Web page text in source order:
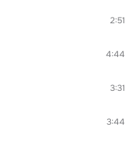
2:51
4:44
3:31
3:44